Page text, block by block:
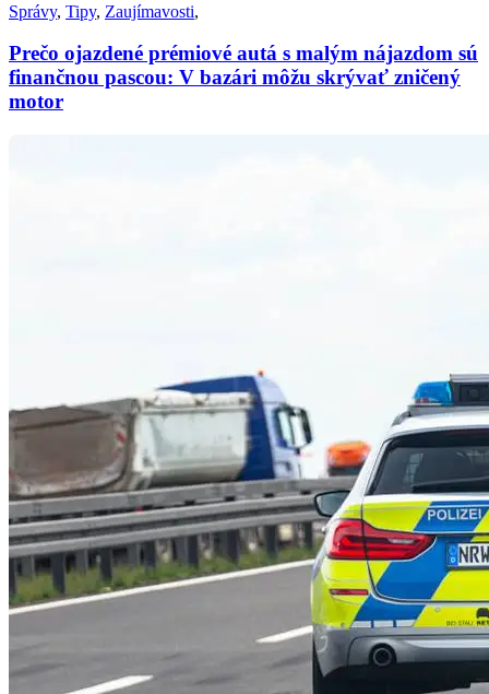
Správy, Tipy, Zaujímavosti,
Prečo ojazdené prémiové autá s malým nájazdom sú
finančnou pascou: V bazári môžu skrývať zničený
motor